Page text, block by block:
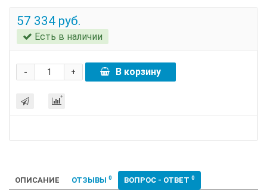
57 334 руб.
Есть в наличии
+
- В корзину
ОПИСАНИЕ ОТЗЫВЫ 0 ВОПРОС - ОТВЕТ 0